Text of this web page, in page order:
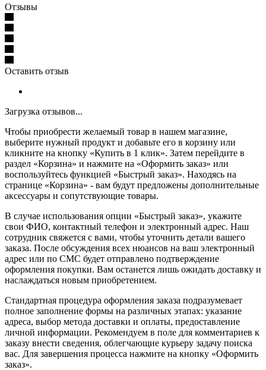
Отзывы
Оставить отзыв
Загрузка отзывов...
Чтобы приобрести желаемый товар в нашем магазине,
выберите нужный продукт и добавьте его в корзину или
кликните на кнопку «Купить в 1 клик». Затем перейдите в
раздел «Корзина» и нажмите на «Оформить заказ» или
воспользуйтесь функцией «Быстрый заказ». Находясь на
странице «Корзина» - вам будут предложены дополнительные
аксессуары и сопутствующие товары.
В случае использования опции «Быстрый заказ», укажите
свои ФИО, контактный телефон и электронный адрес. Наш
сотрудник свяжется с вами, чтобы уточнить детали вашего
заказа. После обсуждения всех нюансов на ваш электронный
адрес или по СМС будет отправлено подтверждение
оформления покупки. Вам останется лишь ожидать доставку и
наслаждаться новым приобретением.
Стандартная процедура оформления заказа подразумевает
полное заполнение формы на различных этапах: указание
адреса, выбор метода доставки и оплаты, предоставление
личной информации. Рекомендуем в поле для комментариев к
заказу внести сведения, облегчающие курьеру задачу поиска
вас. Для завершения процесса нажмите на кнопку «Оформить
заказ».